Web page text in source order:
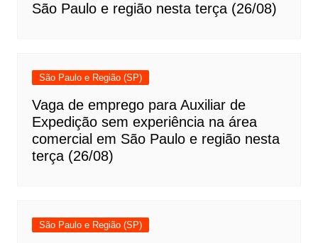
São Paulo e região nesta terça (26/08)
São Paulo e Região (SP)
Vaga de emprego para Auxiliar de
Expedição sem experiência na área
comercial em São Paulo e região nesta
terça (26/08)
São Paulo e Região (SP)